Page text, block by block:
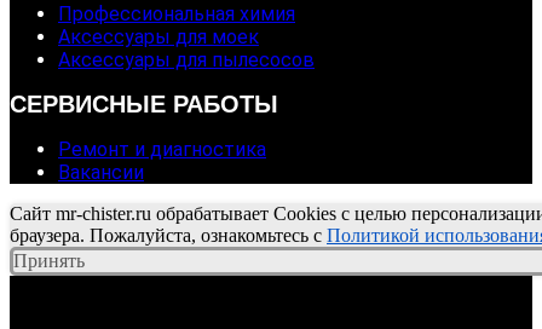
Профессиональная химия
Аксессуары для моек
Аксессуары для пылесосов
СЕРВИСНЫЕ РАБОТЫ
Ремонт и диагностика
Вакансии
Сайт mr-chister.ru обрабатывает Cookies с целью
браузера. Пожалуйста, ознакомьтесь с Политикой
Принять